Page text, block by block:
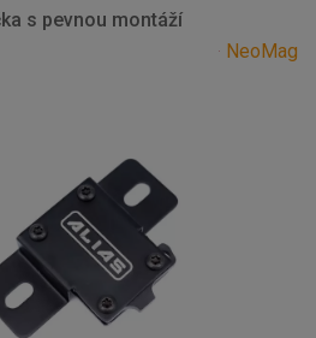
s pevnou montáží
NeoMag